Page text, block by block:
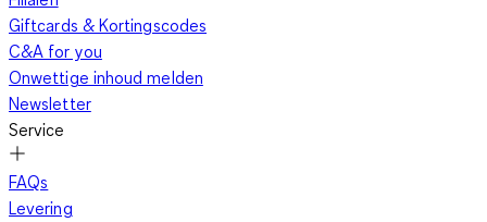
Giftcards & Kortingscodes
C&A for you
Onwettige inhoud melden
Newsletter
Service
FAQs
Levering